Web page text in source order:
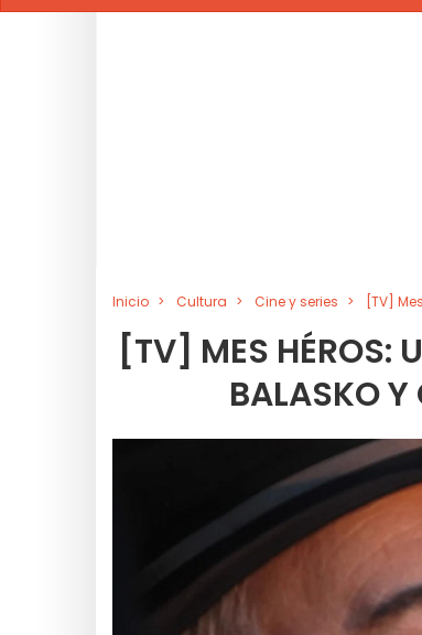
Inicio Cultura Cine y series [TV]
[TV] MES HÉROS:
BALASKO Y